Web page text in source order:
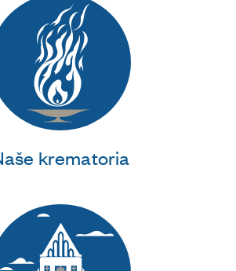
krematoria